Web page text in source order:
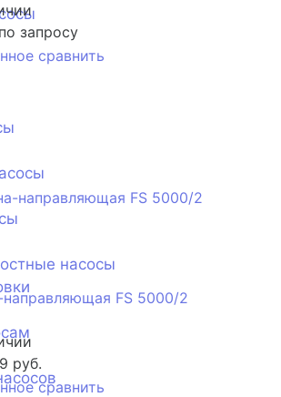
насосы
сравнить
запросу
сравнить
FS 5000/2
руб.